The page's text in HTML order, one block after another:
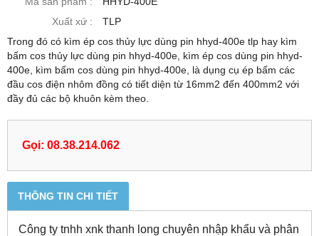
Xuất xứ :
TLP
Trong đó có kìm ép cos thủy lực dùng pin hhyd-400e tlp hay kìm
bấm cos thủy lực dùng pin hhyd-400e, kìm ép cos dùng pin hhyd-
400e, kìm bấm cos dùng pin hhyd-400e, là dụng cụ ép bấm các
đầu cos điện nhôm đồng có tiết diện từ 16mm2 đến 400mm2 với
đầy đủ các bộ khuôn kèm theo.
Gọi: 08.38.214.062
THÔNG TIN CHI TIẾT
Công ty tnhh xnk thanh long chuyên nhập khẩu và phân